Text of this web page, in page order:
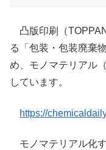
凸版印刷（
る「包装・包装廃棄
め、モノマテリアル
しています。
https://
モノマテリアル化